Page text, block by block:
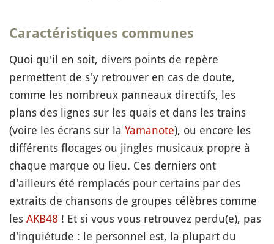
Caractéristiques communes
Quoi qu'il en soit, divers points de repère
permettent de s'y retrouver en cas de doute,
comme les nombreux panneaux directifs, les
plans des lignes sur les quais et dans les trains
(voire les écrans sur la Yamanote), ou encore les
différents flocages ou jingles musicaux propre à
chaque marque ou lieu. Ces derniers ont
d'ailleurs été remplacés pour certains par des
extraits de chansons de groupes célèbres comme
les AKB48 ! Et si vous vous retrouvez perdu(e), pas
d'inquiétude : le personnel est, la plupart du